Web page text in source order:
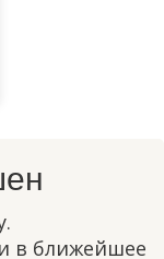
в ближейшее